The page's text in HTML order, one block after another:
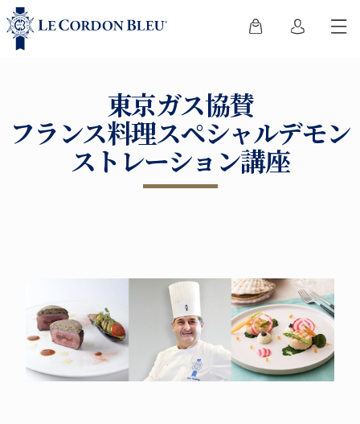
東京ガス協賛
フランス料理スペシャルデモン
ストレーション講座